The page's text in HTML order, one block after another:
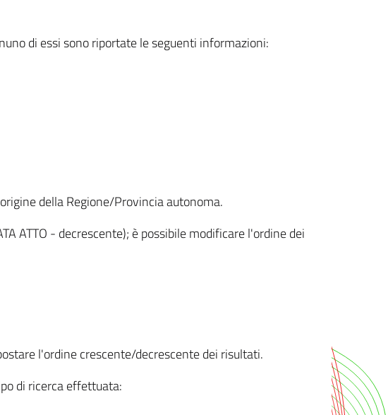
di essi sono riportate le seguenti informazioni:
della Regione/Provincia autonoma.
ATTO - decrescente); è possibile modificare l'ordine dei
l'ordine crescente/decrescente dei risultati.
di ricerca effettuata: